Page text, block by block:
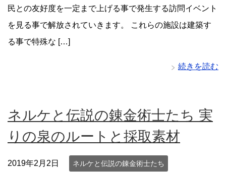
民との友好度を一定まで上げる事で発生する訪問イベント
を見る事で解放されていきます。 これらの施設は建築す
る事で特殊な […]
続きを読む
ネルケと伝説の錬金術士たち 実
りの泉のルートと採取素材
2019年2月2日 ネルケと伝説の錬金術士たち